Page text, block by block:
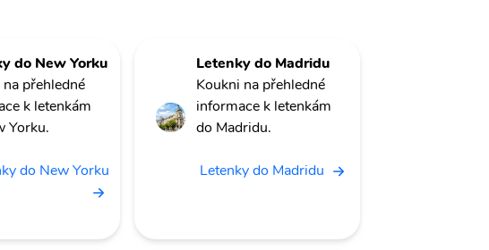
do New Yorku
přehledné
k letenkám
Yorku.
do New Yorku
Letenky do Madridu
Koukni na přehledné
informace k letenkám
do Madridu.
Letenky do Madridu